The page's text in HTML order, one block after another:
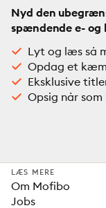
Nyd den
spændende e- og
Lyt og læs så
Opdag et
Eksklusive
Opsig når som
LÆS MERE
Om Mofibo
Jobs